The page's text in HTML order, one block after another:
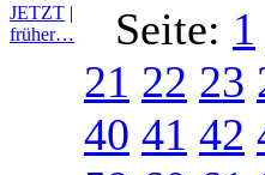
JETZT |
früher…
Seite: 1
21 22 23
40 41 42